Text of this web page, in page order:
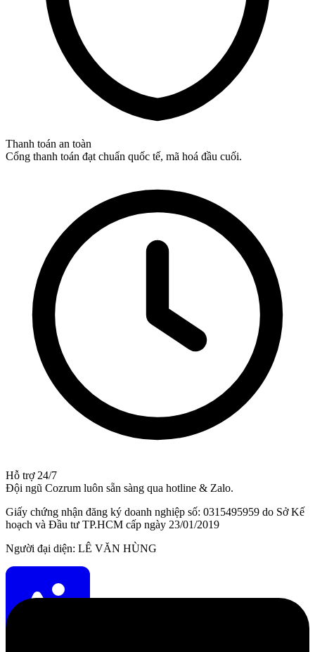
Thanh toán an toàn
Cổng thanh toán đạt chuẩn quốc tế, mã hoá đầu cuối.
Hỗ trợ 24/7
Đội ngũ Cozrum luôn sẵn sàng qua hotline & Zalo.
Giấy chứng nhận đăng ký doanh nghiệp số: 0315495959 do Sở Kế
hoạch và Đầu tư TP.HCM cấp ngày 23/01/2019
Người đại diện: LÊ VĂN HÙNG